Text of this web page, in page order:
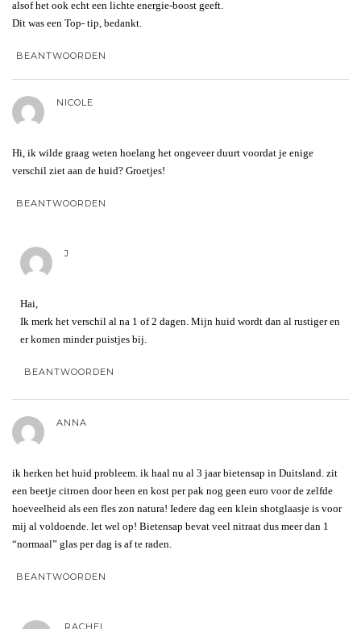
alsof het ook echt een lichte energie-boost geeft.
Dit was een Top- tip, bedankt.
BEANTWOORDEN
NICOLE
Hi, ik wilde graag weten hoelang het ongeveer duurt voordat je enige
verschil ziet aan de huid? Groetjes!
BEANTWOORDEN
J
Hai,
Ik merk het verschil al na 1 of 2 dagen. Mijn huid wordt dan al rustiger en
er komen minder puistjes bij.
BEANTWOORDEN
ANNA
ik herken het huid probleem. ik haal nu al 3 jaar bietensap in Duitsland. zit
een beetje citroen door heen en kost per pak nog geen euro voor de zelfde
hoeveelheid als een fles zon natura! Iedere dag een klein shotglaasje is voor
mij al voldoende. let wel op! Bietensap bevat veel nitraat dus meer dan 1
“normaal” glas per dag is af te raden.
BEANTWOORDEN
RACHEL